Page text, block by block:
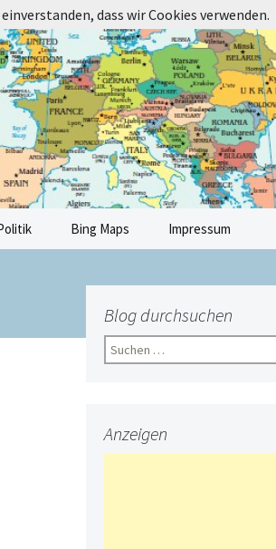
Bing Maps Impressum
Blog durchsuchen
Suchen
nach:
Anzeigen
dass wir Cookies verwenden.